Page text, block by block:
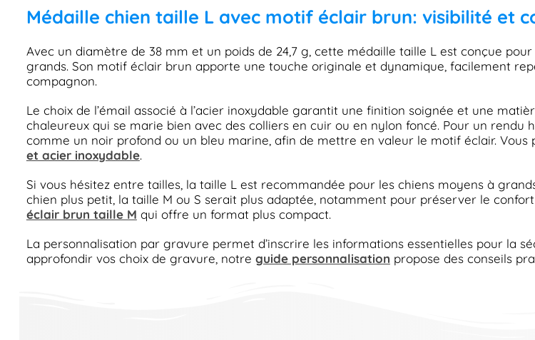
Médaille chien taille L avec motif éclair brun: visibilité et
Avec un diamètre de 38 mm et un poids de 24,7 g, cette médaille taille L est conçue
grands. Son motif éclair brun apporte une touche originale et dynamique, facilement
compagnon.
Le choix de l’émail associé à l’acier inoxydable garantit une finition soignée et une
chaleureux qui se marie bien avec des colliers en cuir ou en nylon foncé. Pour un
comme un noir profond ou un bleu marine, afin de mettre en valeur le motif éclair. Vous
et acier inoxydable.
Si vous hésitez entre tailles, la taille L est recommandée pour les chiens moyens à
chien plus petit, la taille M ou S serait plus adaptée, notamment pour préserver le
éclair brun taille M qui offre un format plus compact.
La personnalisation par gravure permet d’inscrire les informations essentielles pour la
approfondir vos choix de gravure, notre guide personnalisation propose des conseils